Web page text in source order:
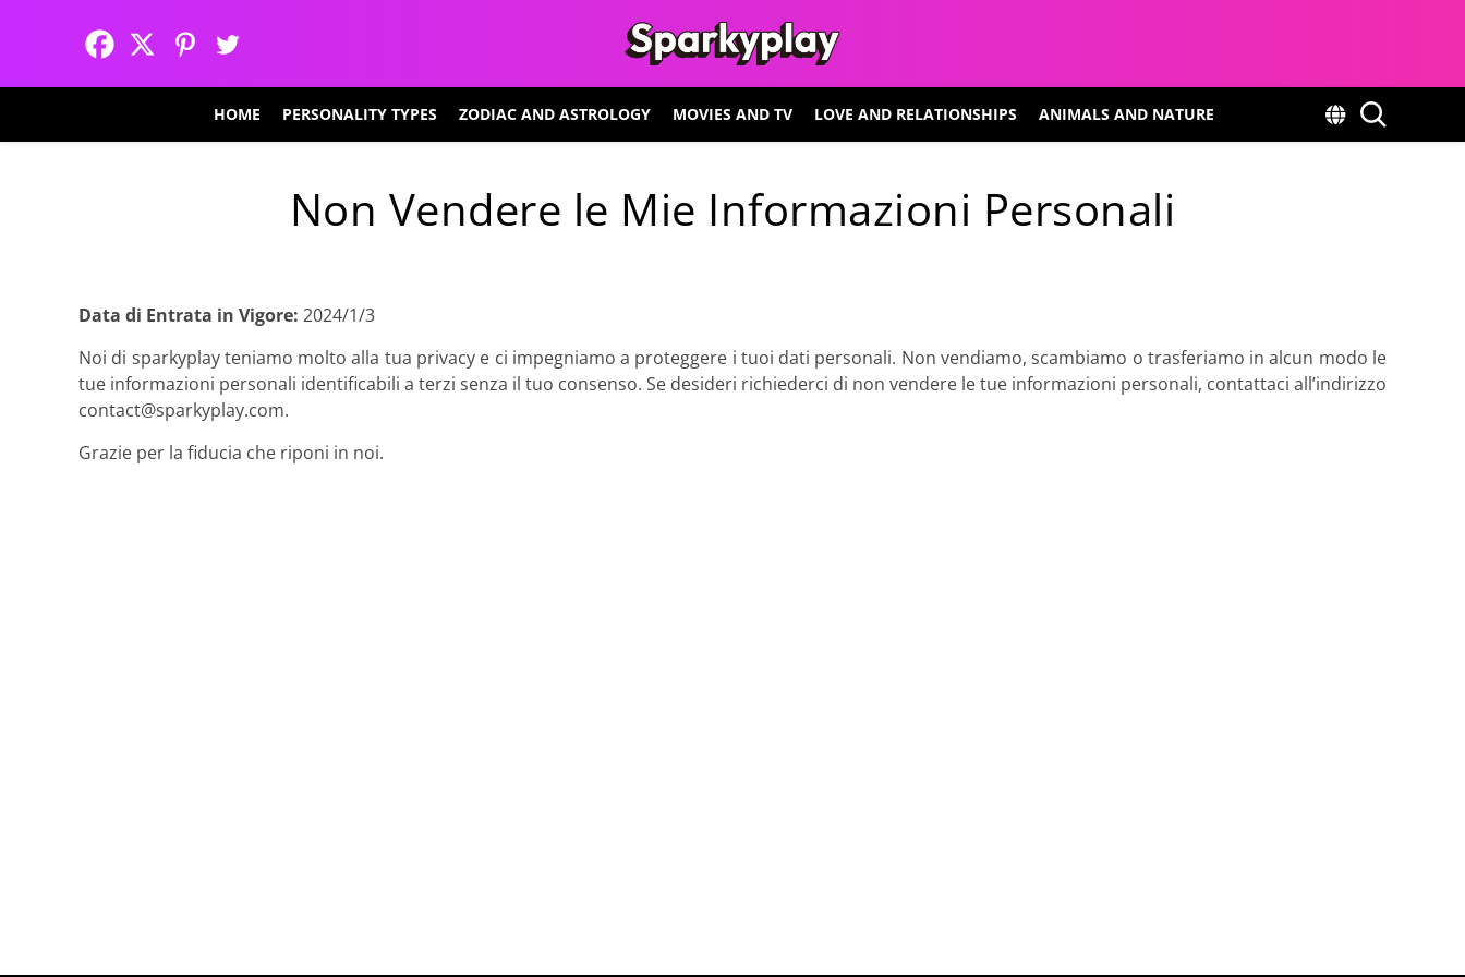
HOME PERSONALITY TYPES ZODIAC AND ASTROLOGY MOVIES AND TV LOVE AND RELATIONSHIPS ANIMALS AND NATURE
Non Vendere le Mie Informazioni Personali
Data di Entrata in Vigore: 2024/1/3
Noi di sparkyplay teniamo molto alla tua privacy e ci impegniamo a proteggere i tuoi dati personali. Non vendiamo, scambiamo o trasferiamo in alcun modo le
tue informazioni personali identificabili a terzi senza il tuo consenso. Se desideri richiederci di non vendere le tue informazioni personali, contattaci all’indirizzo
contact@sparkyplay.com.
Grazie per la fiducia che riponi in noi.